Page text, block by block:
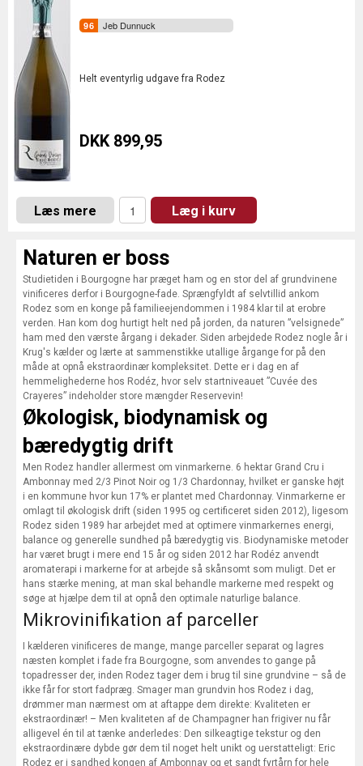
Jeb Dunnuck
Helt eventyrlig udgave fra Rodez
DKK 899,95
Læs mere Læg i kurv
Naturen er boss
Studietiden i Bourgogne har præget ham og en stor del af grundvinene
vinificeres derfor i Bourgogne-fade. Sprængfyldt af selvtillid ankom
Rodez som en konge på familieejendommen i 1984 klar til at erobre
verden. Han kom dog hurtigt helt ned på jorden, da naturen ”velsignede”
ham med den værste årgang i dekader. Siden arbejdede Rodez nogle år i
Krug's kælder og lærte at sammenstikke utallige årgange for på den
måde at opnå ekstraordinær kompleksitet. Dette er i dag en af
hemmelighederne hos Rodéz, hvor selv startniveauet ”Cuvée des
Crayeres” indeholder store mængder Reservevin!
Økologisk, biodynamisk og
bæredygtig drift
Men Rodez handler allermest om vinmarkerne. 6 hektar Grand Cru i
Ambonnay med 2/3 Pinot Noir og 1/3 Chardonnay, hvilket er ganske højt
i en kommune hvor kun 17% er plantet med Chardonnay. Vinmarkerne er
omlagt til økologisk drift (siden 1995 og certificeret siden 2012), ligesom
Rodez siden 1989 har arbejdet med at optimere vinmarkernes energi,
balance og generelle sundhed på bæredygtig vis. Biodynamiske metoder
har været brugt i mere end 15 år og siden 2012 har Rodéz anvendt
aromaterapi i markerne for at arbejde så skånsomt som muligt. Det er
hans stærke mening, at man skal behandle markerne med respekt og
søge at hjælpe dem til at opnå den optimale naturlige balance.
Mikrovinifikation af parceller
I kælderen vinificeres de mange, mange parceller separat og lagres
næsten komplet i fade fra Bourgogne, som anvendes to gange på
topadresser der, inden Rodez tager dem i brug til sine grundvine – så de
ikke får for stort fadpræg. Smager man grundvin hos Rodez i dag,
drømmer man nærmest om at aftappe dem direkte: Kvaliteten er
ekstraordinær! – Men kvaliteten af de Champagner han frigiver nu får
alligevel én til at tænke anderledes: Den silkeagtige tekstur og den
ekstraordinære dybde gør dem til noget helt unikt og uerstatteligt: Eric
Rodez er i sandhed kongen af Ambonnay og et sandt fyrtårn for hele